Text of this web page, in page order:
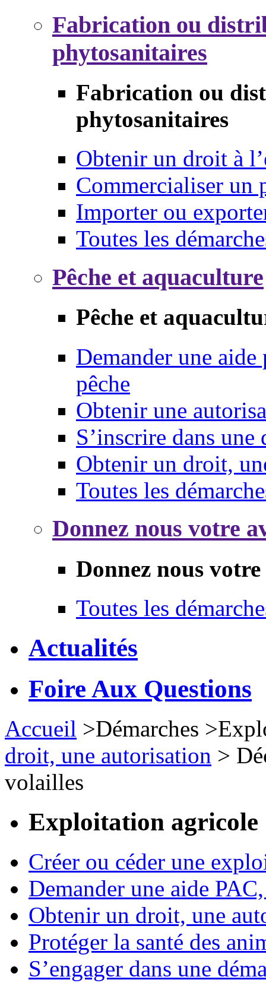
Fabrication ou
phytosanitaires
Fabrication ou
phytosanitaires
Obtenir un droit à
Commercialiser un
Importer ou
Toutes les
Pêche et aquaculture
Pêche et
Demander une
pêche
Obtenir une
S’inscrire dans une
Obtenir un droit,
Toutes les
Donnez nous votre
Donnez nous
Toutes les
Actualités
Foire Aux Questions
Accueil >Démarches >
droit, une autorisation >
volailles
Exploitation agricole
Créer ou céder une
Demander une aide
Obtenir un droit, une
Protéger la santé des
S’engager dans une